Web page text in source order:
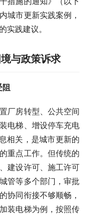
城市更新实践案例，
实践建议。
与政策诉求
阻
厂房转型、公共空间
电梯、增设停车充电
相关，是城市更新的
重点工作。但传统的
建设许可、施工许可
管等多个部门，审批
协同衔接不够顺畅，
装电梯为例，按照传